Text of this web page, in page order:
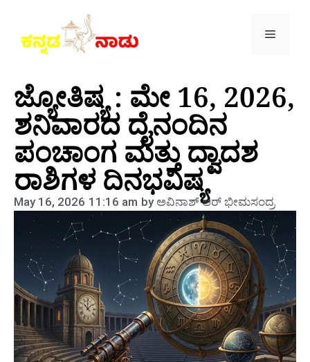
ಜ್ಯೋತಿಷ್ಯ : ಮೇ 16, 2026,
ಶನಿವಾರದ ದೈನಂದಿನ
ಪಂಚಾಂಗ ಮತ್ತು ದ್ವಾದಶ
ರಾಶಿಗಳ ದಿನಭವಿಷ್ಯ
May 16, 2026 11:16 am byಅವಿನಾಶ್‌ ಆರ್‌ ಭೀಮಸಂದ್ರ